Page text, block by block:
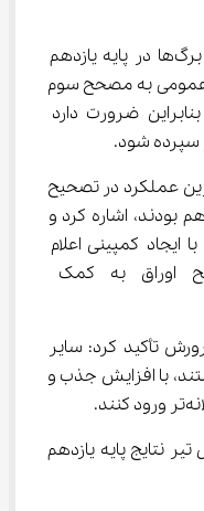
وی با تأکید بر اینکه تصحیح پاسخ برگ‌ها در پایه یازدهم
به مصحح سوم
ضرورت دارد
عملکرد در تصحیح
بودند، اشاره کرد و
کمپینی اعلام
اوراق به کمک
تأکید کرد: سایر
با افزایش جذب و
نتایج پایه یازدهم